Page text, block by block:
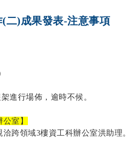
二)成果發表-注意事項
進行場佈，逾時不候。
室】
跨領域3樓資工科辦公室洪助理。